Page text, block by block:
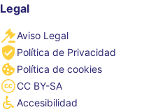
Legal
Aviso Legal
Política de Privacidad
Política de cookies
CC BY-SA
Accesibilidad